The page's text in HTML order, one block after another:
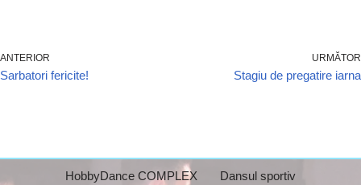
ANTERIOR
Sarbatori fericite!
URMĂTOR
Stagiu de pregatire iarna
HobbyDance COMPLEX
Dansul sportiv